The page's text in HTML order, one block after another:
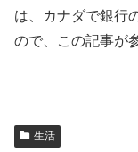
は、カナダで銀行
ので、この記事が
生活